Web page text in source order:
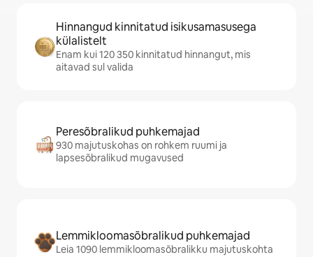
Hinnangud kinnitatud isikusamasusega
külalistelt
Enam kui 120 350 kinnitatud hinnangut, mis
aitavad sul valida
Peresõbralikud puhkemajad
930 majutuskohas on rohkem ruumi ja
lapsesõbralikud mugavused
Lemmikloomasõbralikud puhkemajad
Leia 1090 lemmikloomasõbralikku majutuskohta